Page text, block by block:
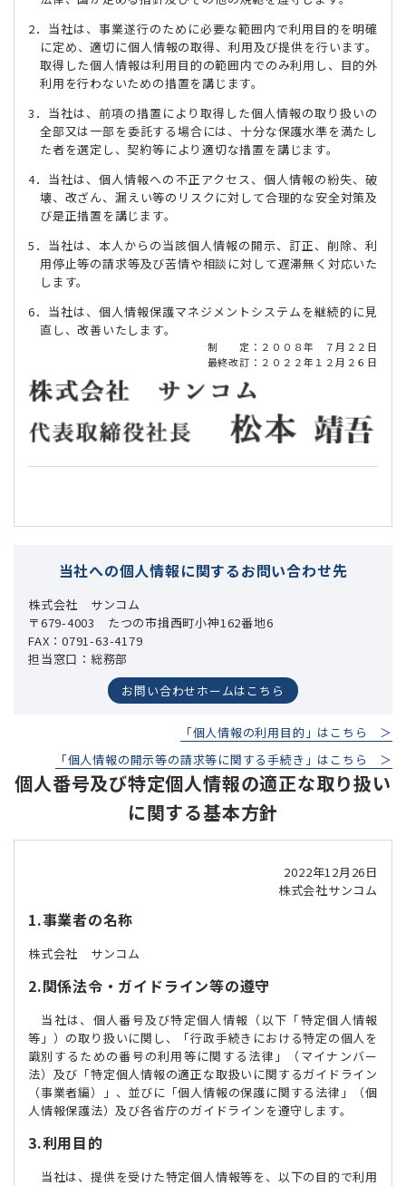
2．当社は、事業遂行のために必要な範囲内で利用目的を明確
に定め、適切に個人情報の取得、利用及び提供を行います。
取得した個人情報は利用目的の範囲内でのみ利用し、目的外
利用を行わないための措置を講じます。
3．当社は、前項の措置により取得した個人情報の取り扱いの
全部又は一部を委託する場合には、十分な保護水準を満たし
た者を選定し、契約等により適切な措置を講じます。
4．当社は、個人情報への不正アクセス、個人情報の紛失、破
壊、改ざん、漏えい等のリスクに対して合理的な安全対策及
び是正措置を講じます。
5．当社は、本人からの当該個人情報の開示、訂正、削除、利
用停止等の請求等及び苦情や相談に対して遅滞無く対応いた
します。
6．当社は、個人情報保護マネジメントシステムを継続的に見
直し、改善いたします。
制 定：２００８年 ７月２２日
最終改訂：２０２２年１２月２６日
当社への個人情報に関するお問い合わせ先
株式会社 サンコム
〒679-4003 たつの市揖西町小神162番地6
FAX：0791-63-4179
担当窓口：総務部
お問い合わせホームはこちら
「個人情報の利用目的」はこちら ＞
「個人情報の開示等の請求等に関する手続き」はこちら ＞
個人番号及び特定個人情報の適正な取り扱い
に関する基本方針
2022年12月26日
株式会社サンコム
1.事業者の名称
株式会社 サンコム
2.関係法令・ガイドライン等の遵守
当社は、個人番号及び特定個人情報（以下「特定個人情報
等」）の取り扱いに関し、「行政手続きにおける特定の個人を
識別するための番号の利用等に関する法律」（マイナンバー
法）及び「特定個人情報の適正な取扱いに関するガイドライン
（事業者編）」、並びに「個人情報の保護に関する法律」（個
人情報保護法）及び各省庁のガイドラインを遵守します。
3.利用目的
当社は、提供を受けた特定個人情報等を、以下の目的で利用